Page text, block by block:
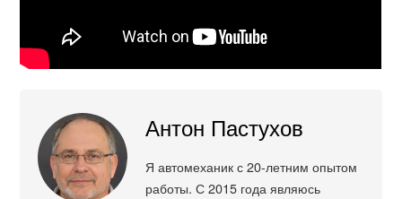
Антон Пастухов
Я автомеханик с 20-летним опытом
работы. С 2015 года являюсь